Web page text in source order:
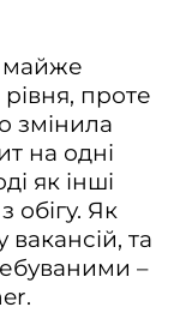
майже
проте
змінила
на одні
як інші
обігу. Як
та
–